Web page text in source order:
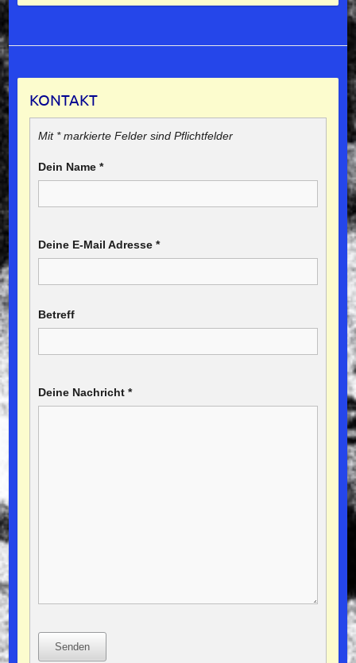
KONTAKT
Mit * markierte Felder sind Pflichtfelder
Dein Name *
Deine E-Mail Adresse *
Betreff
Deine Nachricht *
Senden